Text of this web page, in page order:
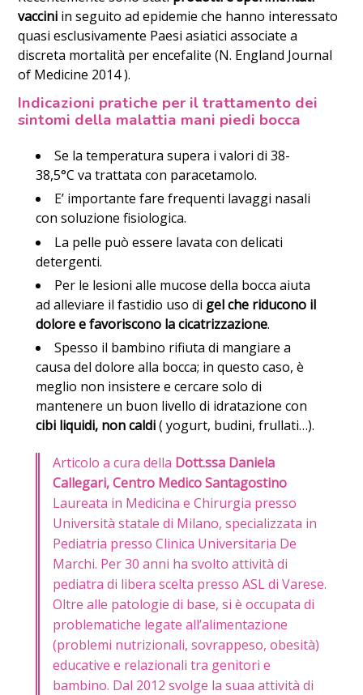
vaccini in seguito ad epidemie che hanno interessato
quasi esclusivamente Paesi asiatici associate a
discreta mortalità per encefalite (N. England Journal
of Medicine 2014 ).
Indicazioni pratiche per il trattamento dei
sintomi della malattia mani piedi bocca
Se la temperatura supera i valori di 38-
38,5°C va trattata con paracetamolo.
E’ importante fare frequenti lavaggi nasali
con soluzione fisiologica.
La pelle può essere lavata con delicati
detergenti.
Per le lesioni alle mucose della bocca aiuta
ad alleviare il fastidio uso di gel che riducono il
dolore e favoriscono la cicatrizzazione.
Spesso il bambino rifiuta di mangiare a
causa del dolore alla bocca; in questo caso, è
meglio non insistere e cercare solo di
mantenere un buon livello di idratazione con
cibi liquidi, non caldi( yogurt, budini, frullati…).
Articolo a cura della Dott.ssa Daniela
Callegari,Centro Medico Santagostino
Laureata in Medicina e Chirurgia presso
Università statale di Milano, specializzata in
Pediatria presso Clinica Universitaria De
Marchi. Per 30 anni ha svolto attività di
pediatra di libera scelta presso ASL di Varese.
Oltre alle patologie di base, si è occupata di
problematiche legate all’alimentazione
(problemi nutrizionali, sovrappeso, obesità)
educative e relazionali tra genitori e
bambino. Dal 2012 svolge la suaa attività di